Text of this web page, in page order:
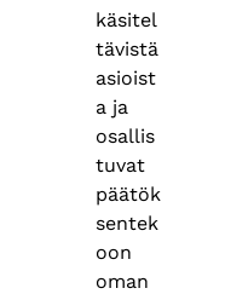
käsitel
tävistä
asioist
a ja
osallis
tuvat
päätök
sentek
oon
oman